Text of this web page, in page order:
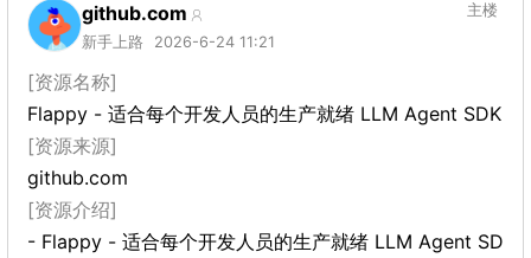
github.com
新手上路 2026-6-24 11:21
主楼
[资源名称]
Flappy - 适合每个开发人员的生产就绪 LLM Agent SDK
[资源来源]
github.com
[资源介绍]
- Flappy - 适合每个开发人员的生产就绪 LLM Agent SD